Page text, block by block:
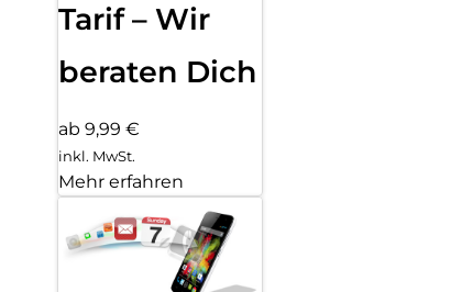
Tarif – Wir
beraten Dich
ab 9,99 €
inkl. MwSt.
Mehr erfahren